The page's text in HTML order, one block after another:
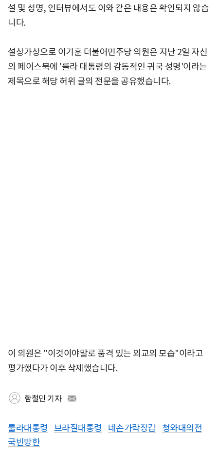
설 및 성명, 인터뷰에서도 이와 같은 내용은 확인되지 않습
니다.
설상가상으로 이기훈 더불어민주당 의원은 지난 2일 자신
의 페이스북에 '룰라 대통령의 감동적인 귀국 성명'이라는
제목으로 해당 허위 글의 전문을 공유했습니다.
이 의원은 "이것이야말로 품격 있는 외교의 모습"이라고
평가했다가 이후 삭제했습니다.
함철민 기자
룰라대통령 브라질대통령 네손가락장갑 청와대의전
국빈방한